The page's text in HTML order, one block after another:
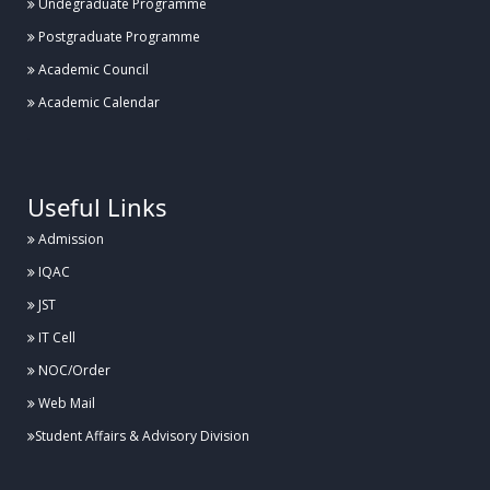
হাবিপ্রবিতে ব্যাডমিন্টন কার্নিভাল ১.০ এর উদ্বোধন
Posted:
Posted:২৬ জুলাই, হাবিপ্রবি, দিনাজপুর
Undegraduate Programme
Postgraduate Programme
Academic Council
Academic Calendar
Useful Links
Admission
IQAC
JST
IT Cell
NOC/Order
Web Mail
Student Affairs & Advisory Division